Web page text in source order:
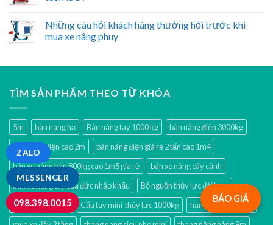
MESSENGER
ZALO
098.398.0015
Những câu hỏi khách hàng thường hỏi trước khi
mua xe nâng phuy
TÌM SẢN PHẨM THEO TỪ KHÓA
5m bàn nang hạ Bàn nâng tay 1000 kg
bàn nâng điện 3000kg
bàn nâng điện cao 2m
bàn nâng điện giá rẻ 2 tấn cao 1m4
bán xe nâng bàn 800kg cao 1m5 gía rẻ
bán xe nâng cây cảnh
bán xe nâng tay của đức nhập khẩu
Bộ nguồn thủy lực đài loan
cẩu móc động cơ
Cẩu tay mini thủy lực 1000kg
hang nâng đơn 8m
BÁO GIÁ